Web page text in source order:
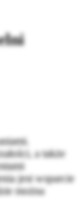
a także
jest wsparcie
można